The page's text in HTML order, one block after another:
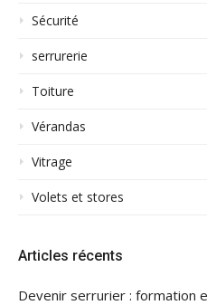
Sécurité
serrurerie
Toiture
Vérandas
Vitrage
Volets et stores
Articles récents
Devenir serrurier : formation